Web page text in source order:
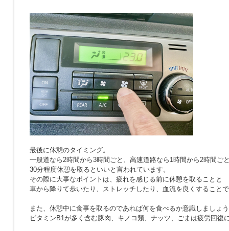
最後に休憩のタイミング。
一般道なら2時間から3時間ごと、高速道路なら1時間から2時間ご
30分程度休憩を取るといいと言われています。
その際に大事なポイントは、疲れを感じる前に休憩を取ることと
車から降りて歩いたり、ストレッチしたり、血流を良くすること
また、休憩中に食事を取るのであれば何を食べるか意識しましょ
ビタミンB1が多く含む豚肉、キノコ類、ナッツ、ごまは疲労回復